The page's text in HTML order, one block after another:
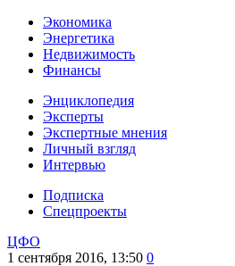
Экономика
Энергетика
Недвижимость
Финансы
Энциклопедия
Эксперты
Экспертные мнения
Личный взгляд
Интервью
Подписка
Спецпроекты
ЦФО
1 сентября 2016, 13:50 0